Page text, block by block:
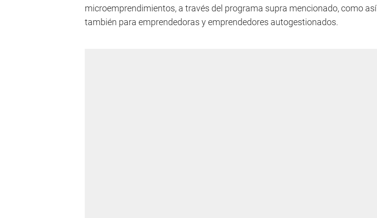
microemprendimientos, a través del programa supra mencionado, como así
también para emprendedoras y emprendedores autogestionados.